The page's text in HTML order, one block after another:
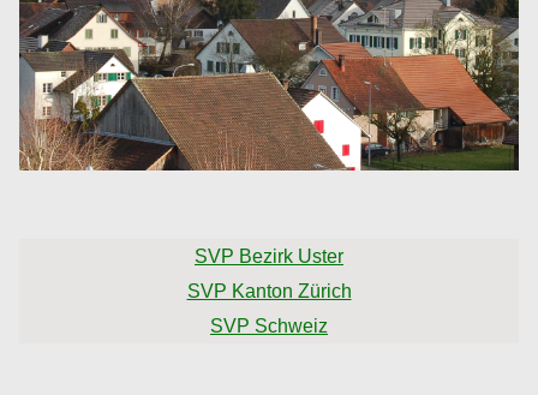
SVP Bezirk Uster
SVP Kanton Zürich
SVP Schweiz